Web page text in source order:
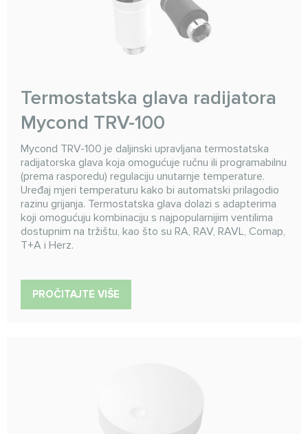
Termostatska glava radijatora
Mycond TRV-100
Mycond TRV-100 je daljinski upravljana termostatska
radijatorska glava koja omogućuje ručnu ili programabilnu
(prema rasporedu) regulaciju unutarnje temperature.
Uređaj mjeri temperaturu kako bi automatski prilagodio
razinu grijanja. Termostatska glava dolazi s adapterima
koji omogućuju kombinaciju s najpopularnijim ventilima
dostupnim na tržištu, kao što su RA, RAV, RAVL, Comap,
T+A i Herz.
PROČITAJTE VIŠE